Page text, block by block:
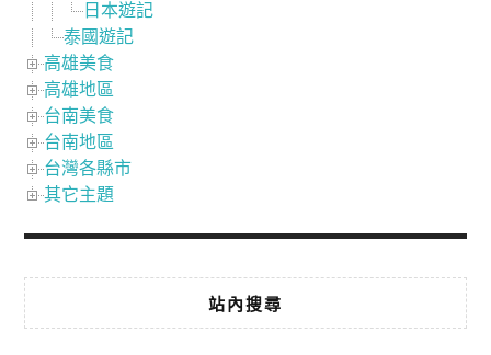
日本遊記
泰國遊記
高雄美食
高雄地區
台南美食
台南地區
台灣各縣市
其它主題
站內搜尋